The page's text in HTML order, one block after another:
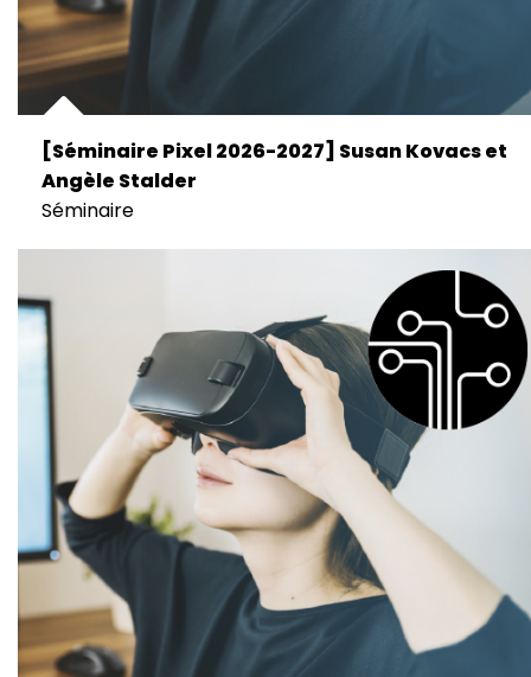
[Séminaire Pixel 2026-2027] Susan Kovacs et
Angèle Stalder
Séminaire